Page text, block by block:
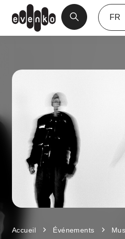
FR
Accueil Événements